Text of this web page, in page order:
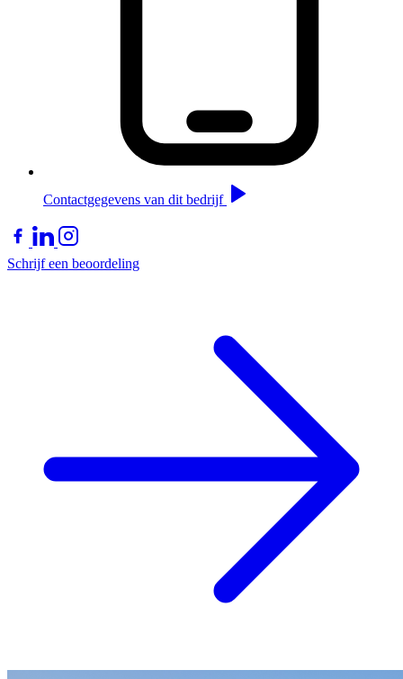
Contactgegevens van dit bedrijf
Schrijf een beoordeling